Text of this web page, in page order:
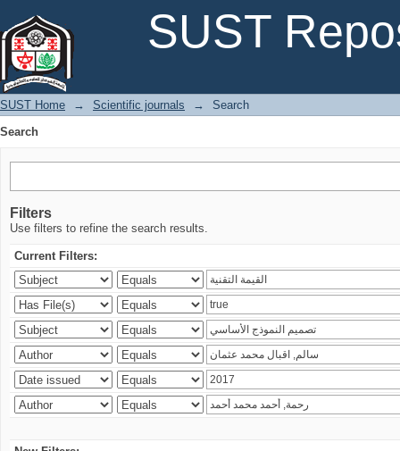
SUST
SUST Home → Scientific journals →
Search
Search
Filters
Use filters to refine the search results.
Current Filters: